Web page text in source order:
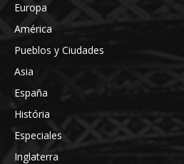
Europa
América
Pueblos y Ciudades
Asia
España
História
Especiales
Inglaterra